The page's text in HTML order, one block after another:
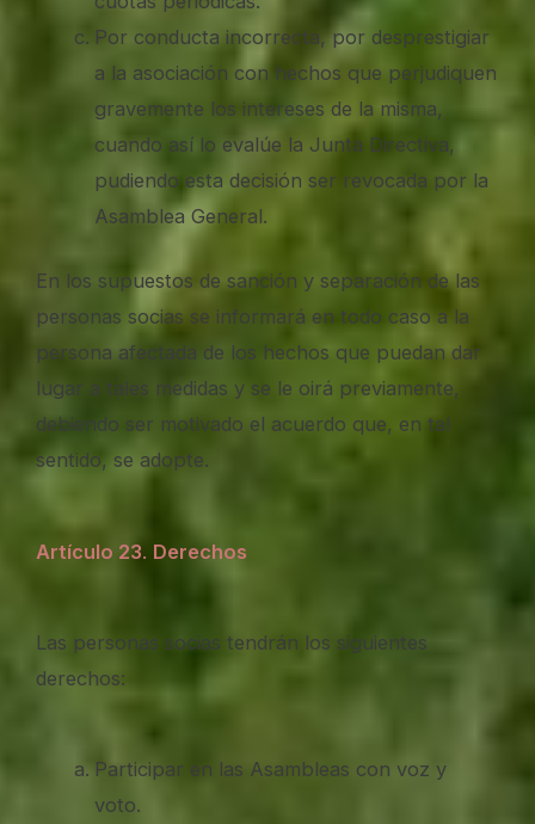
Por conducta incorrecta, por desprestigiar
a la asociación con hechos que perjudiquen
gravemente los intereses de la misma,
cuando así lo evalúe la Junta Directiva,
pudiendo esta decisión ser revocada por la
Asamblea General.
En los supuestos de sanción y separación de las
personas socias se informará en todo caso a la
persona afectada de los hechos que puedan dar
lugar a tales medidas y se le oirá previamente,
debiendo ser motivado el acuerdo que, en tal
sentido, se adopte.
Artículo 23. Derechos
Las personas socias tendrán los siguientes
derechos:
Participar en las Asambleas con voz y
voto.